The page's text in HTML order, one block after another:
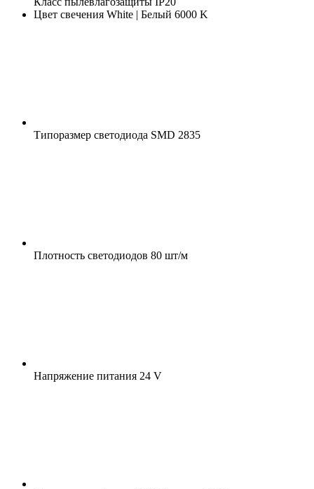
Цвет свечения White | Белый 6000 K
Типоразмер светодиода SMD 2835
Плотность светодиодов 80 шт/м
Напряжение питания 24 V